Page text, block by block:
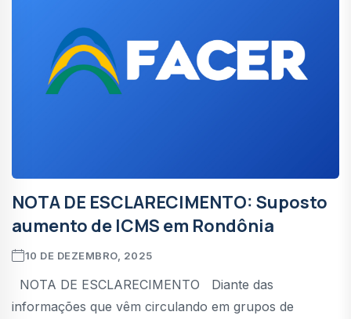
NOTA DE ESCLARECIMENTO: Suposto
aumento de ICMS em Rondônia
10 DE DEZEMBRO, 2025
NOTA DE ESCLARECIMENTO Diante das
informações que vêm circulando em grupos de